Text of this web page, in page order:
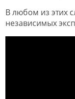
В любом из этих
независимых